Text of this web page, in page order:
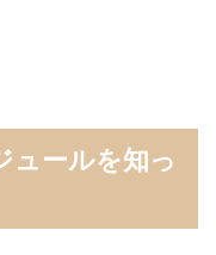
ュールを知っ